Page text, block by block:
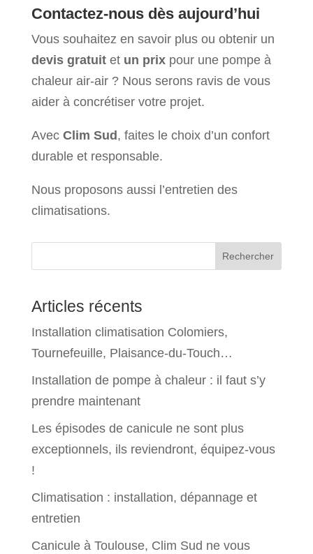
Contactez-nous dès aujourd’hui
Vous souhaitez en savoir plus ou obtenir un
devis gratuitet un prixpour une pompe à
chaleur air-air ? Nous serons ravis de vous
aider à concrétiser votre projet.
Avec Clim Sud , faites le choix d’un confort
durable et responsable.
Nous proposons aussi l’entretien des
climatisations.
Rechercher
Articles récents
Installation climatisation Colomiers,
Tournefeuille, Plaisance-du-Touch…
Installation de pompe à chaleur : il faut s’y
prendre maintenant
Les épisodes de canicule ne sont plus
exceptionnels, ils reviendront, équipez-vous
!
Climatisation : installation, dépannage et
entretien
Canicule à Toulouse, Clim Sud ne vous